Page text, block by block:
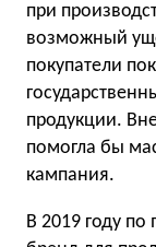
при
возможный
покупатели
продукции.
помогла бы
кампания.
В 2019 году по